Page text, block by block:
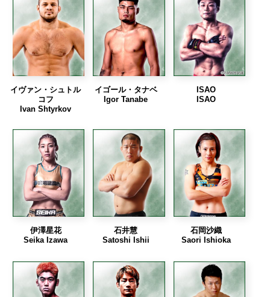
イヴァン・シュトル
コフ
Ivan Shtyrkov
イゴール・タナベ
Igor Tanabe
ISAO
ISAO
伊澤星花
Seika Izawa
石井慧
Satoshi Ishii
石岡沙織
Saori Ishioka